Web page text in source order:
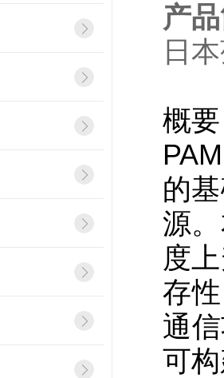
产
日
概
的
源
度
存
通
可